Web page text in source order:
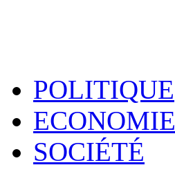
POLITIQUE
ECONOMIE
SOCIÉTÉ